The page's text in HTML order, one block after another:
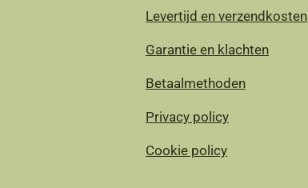
Levertijd en verzendkosten
Garantie en klachten
Betaalmethoden
Privacy policy
Cookie policy